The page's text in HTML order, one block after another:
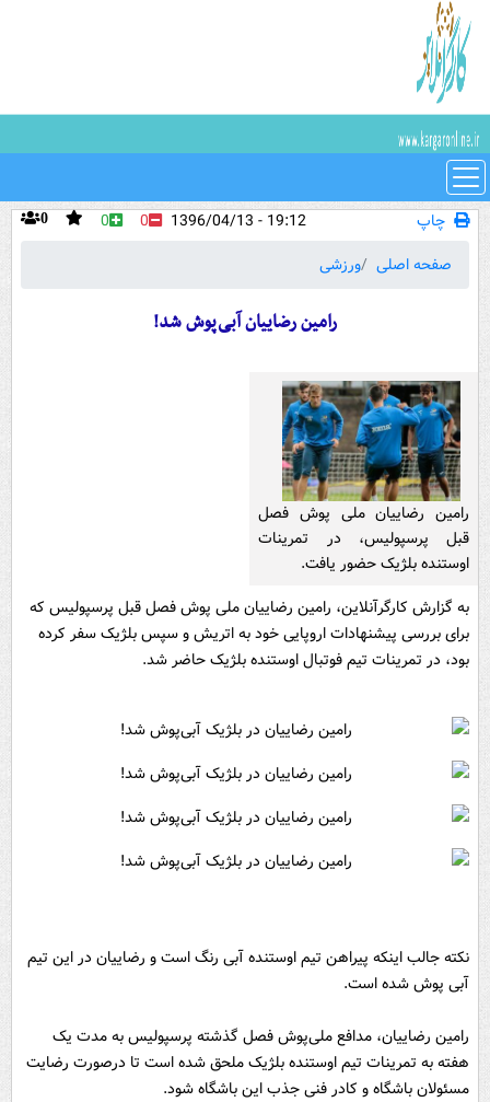
چاپ 0 0 0
19:12 - 1396/04/13
صفحه اصلی
ورزشی
رامین رضاییان آبی‌پوش شد!
رامین رضاییان ملی پوش فصل
قبل پرسپولیس، در تمرینات
اوستنده بلژیک حضور یافت.
به گزارش کارگرآنلاین، رامین رضاییان ملی پوش فصل قبل پرسپولیس که
برای بررسی پیشنهادات اروپایی خود به اتریش و سپس بلژیک سفر کرده
بود، در تمرینات تیم فوتبال اوستنده بلژیک حاضر شد.
نکته جالب اینکه پیراهن تیم اوستنده آبی رنگ است و رضاییان در این تیم
آبی پوش شده است.
رامین رضاییان، مدافع ملی‌پوش فصل گذشته پرسپولیس به مدت یک
هفته به تمرینات تیم اوستنده بلژیک ملحق شده است تا درصورت رضایت
مسئولان باشگاه و کادر فنی جذب این باشگاه شود.